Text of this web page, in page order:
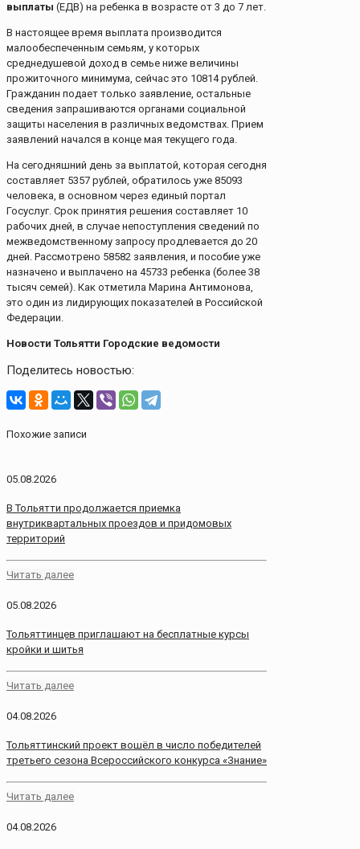
выплаты (ЕДВ) на ребенка в возрасте от 3 до 7 лет.
В настоящее время выплата производится
малообеспеченным семьям, у которых
среднедушевой доход в семье ниже величины
прожиточного минимума, сейчас это 10814 рублей.
Гражданин подает только заявление, остальные
сведения запрашиваются органами социальной
защиты населения в различных ведомствах. Прием
заявлений начался в конце мая текущего года.
На сегодняшний день за выплатой, которая сегодня
составляет 5357 рублей, обратилось уже 85093
человека, в основном через единый портал
Госуслуг. Срок принятия решения составляет 10
рабочих дней, в случае непоступления сведений по
межведомственному запросу продлевается до 20
дней. Рассмотрено 58582 заявления, и пособие уже
назначено и выплачено на 45733 ребенка (более 38
тысяч семей). Как отметила Марина Антимонова,
это один из лидирующих показателей в Российской
Федерации.
Новости Тольятти Городские ведомости
Поделитесь новостью:
Похожие записи
05.08.2026
В Тольятти продолжается приемка
внутриквартальных проездов и придомовых
территорий
Читать далее
05.08.2026
Тольяттинцев приглашают на бесплатные курсы
кройки и шитья
Читать далее
04.08.2026
Тольяттинский проект вошёл в число победителей
третьего сезона Всероссийского конкурса «Знание»
Читать далее
04.08.2026